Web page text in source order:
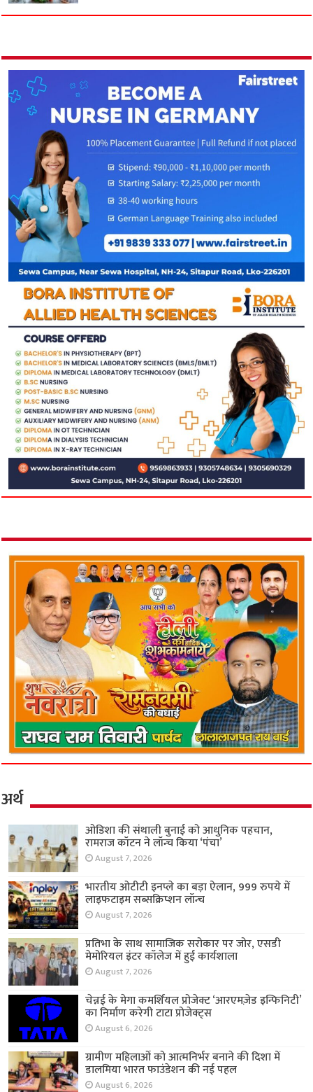
अर्थ
ओडिशा की संथाली बुनाई को आधुनिक पहचान,
रामराज कॉटन ने लॉन्च किया ‘पंचा’
August 7, 2026
भारतीय ओटीटी इनप्ले का बड़ा ऐलान, 999 रुपये में
लाइफटाइम सब्सक्रिप्शन लॉन्च
August 7, 2026
प्रतिभा के साथ सामाजिक सरोकार पर जोर, एसडी
मेमोरियल इंटर कॉलेज में हुई कार्यशाला
August 7, 2026
चेन्नई के मेगा कमर्शियल प्रोजेक्ट ‘आरएमज़ेड इन्फिनिटी’
का निर्माण करेगी टाटा प्रोजेक्ट्स
August 6, 2026
ग्रामीण महिलाओं को आत्मनिर्भर बनाने की दिशा में
डालमिया भारत फाउंडेशन की नई पहल
August 6, 2026